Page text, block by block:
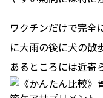
ワクチンだけで完全
に大雨の後に犬の散
あるところには近寄